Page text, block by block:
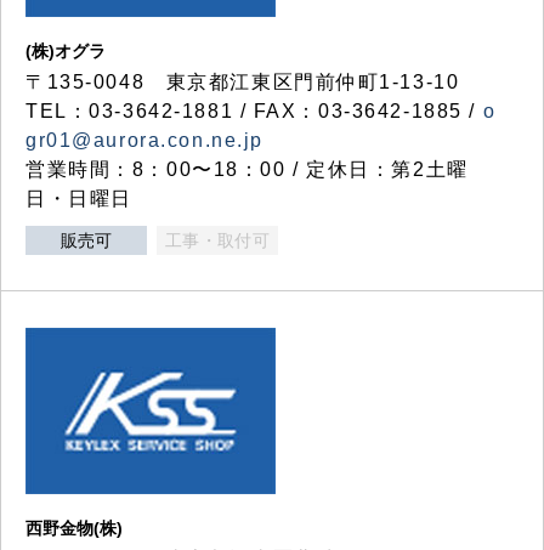
(株)オグラ
〒135-0048 東京都江東区門前仲町1-13-10
TEL：03-3642-1881 / FAX：03-3642-1885 / o
gr01@aurora.con.ne.jp
営業時間：8：00〜18：00 / 定休日：第2土曜
日・日曜日
販売可 工事・取付可
西野金物(株)